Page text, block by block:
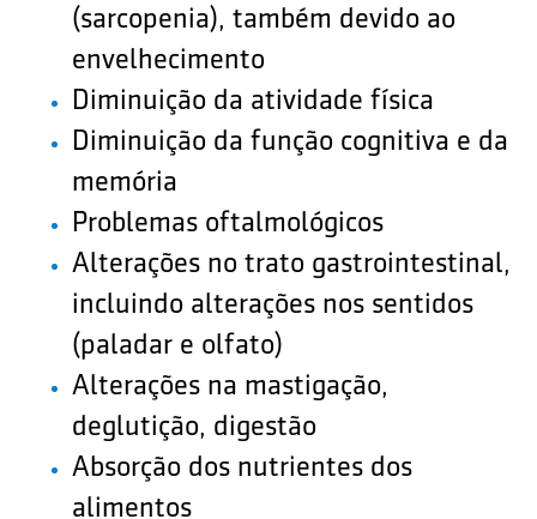
(sarcopenia), também devido ao
envelhecimento
Diminuição da atividade física
Diminuição da função cognitiva e da
memória
Problemas oftalmológicos
Alterações no trato gastrointestinal,
incluindo alterações nos sentidos
(paladar e olfato)
Alterações na mastigação,
deglutição, digestão
Absorção dos nutrientes dos
alimentos